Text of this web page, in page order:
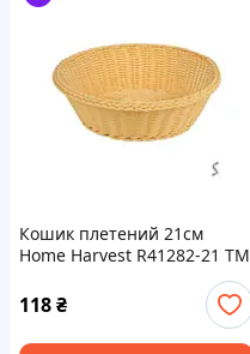
Кошик плетений 21см
Home Harvest R41282-21 ТМ
118₴